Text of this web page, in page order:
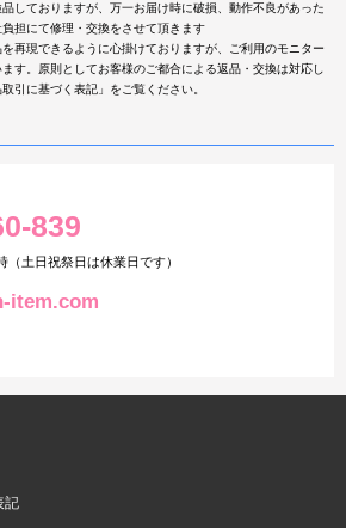
しておりますが、万一お届け時に破損、動作不良があった
担にて修理・交換をさせて頂きます
再現できるように心掛けておりますが、ご利用のモニター
す。原則としてお客様のご都合による返品・交換は対応し
引に基づく表記」をご覧ください。
839
（土日祝祭日は休業日です）
item.com
記